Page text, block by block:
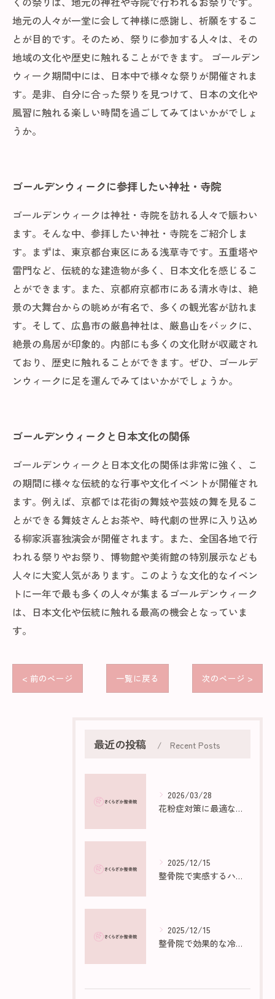
地元の人々が一堂に会して神様に感謝し、祈願をするこ
とが目的です。そのため、祭りに参加する人々は、その
地域の文化や歴史に触れることができます。 ゴールデン
ウィーク期間中には、日本中で様々な祭りが開催されま
す。是非、自分に合った祭りを見つけて、日本の文化や
風習に触れる楽しい時間を過ごしてみてはいかがでしょ
うか。
ゴールデンウィークに参拝したい神社・寺院
ゴールデンウィークは神社・寺院を訪れる人々で賑わい
ます。そんな中、参拝したい神社・寺院をご紹介しま
す。まずは、東京都台東区にある浅草寺です。五重塔や
雷門など、伝統的な建造物が多く、日本文化を感じるこ
とができます。また、京都府京都市にある清水寺は、絶
景の大舞台からの眺めが有名で、多くの観光客が訪れま
す。そして、広島市の厳島神社は、厳島山をバックに、
絶景の鳥居が印象的。内部にも多くの文化財が収蔵され
ており、歴史に触れることができます。ぜひ、ゴールデ
ンウィークに足を運んでみてはいかがでしょうか。
ゴールデンウィークと日本文化の関係
ゴールデンウィークと日本文化の関係は非常に強く、こ
の期間に様々な伝統的な行事や文化イベントが開催され
ます。例えば、京都では花街の舞妓や芸妓の舞を見るこ
とができる舞妓さんとお茶や、時代劇の世界に入り込め
る柳家浜喜独演会が開催されます。また、全国各地で行
われる祭りやお祭り、博物館や美術館の特別展示なども
人々に大変人気があります。このような文化的なイベン
トに一年で最も多くの人々が集まるゴールデンウィーク
は、日本文化や伝統に触れる最高の機会となっていま
す。
< 前のページ 一覧に戻る 次のページ >
最近の投稿 Recent Posts
2026/03/28
花粉症対策に最適な部屋作りのポイント
2025/12/15
整骨院で実感するハイボルトの効果と仕組み
2025/12/15
整骨院で効果的な冷え性マッサージ法